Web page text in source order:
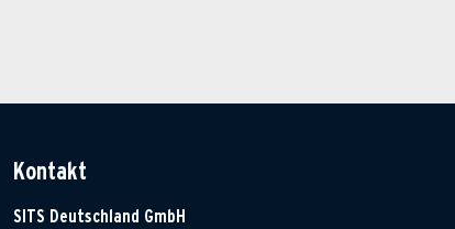
Kontakt
SITS Deutschland GmbH